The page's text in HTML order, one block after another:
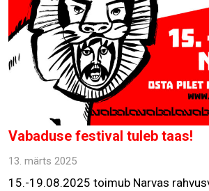
Vabaduse festival tuleb taas!
13. märts 2025
15.-19.08.2025 toimub Narvas